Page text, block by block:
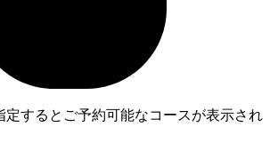
定するとご予約可能なコースが表示され